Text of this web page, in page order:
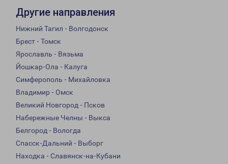
Другие направления
Нижний Тагил - Волгодонск
Брест - Томск
Ярославль - Вязьма
Йошкар-Ола - Калуга
Симферополь - Михайловка
Владимир - Омск
Великий Новгород - Псков
Набережные Челны - Выкса
Белгород - Вологда
Спасск-Дальний - Выборг
Находка - Славянск-на-Кубани